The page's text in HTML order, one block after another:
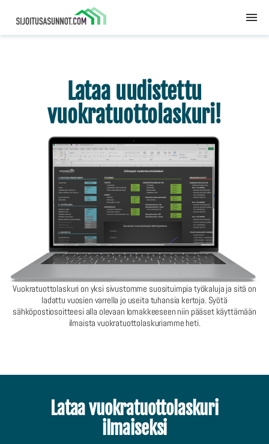
Lataa uudistettu
vuokratuottolaskuri!
Vuokratuottolaskuri on yksi sivustomme suosituimpia työkaluja ja sitä on
ladattu vuosien varrella jo useita tuhansia kertoja. Syötä
sähköpostiosoitteesi alla olevaan lomakkeeseen niin pääset käyttämään
ilmaista vuokratuottolaskuriamme heti.
Lataa vuokratuottolaskuri
ilmaiseksi